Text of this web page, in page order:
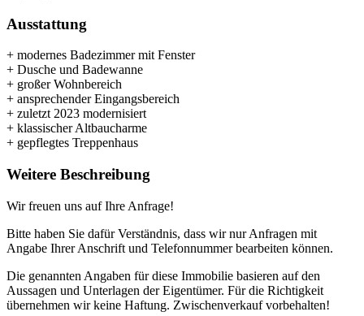
Ausstattung
+ modernes Badezimmer mit Fenster
+ Dusche und Badewanne
+ großer Wohnbereich
+ ansprechender Eingangsbereich
+ zuletzt 2023 modernisiert
+ klassischer Altbaucharme
+ gepflegtes Treppenhaus
Weitere Beschreibung
Wir freuen uns auf Ihre Anfrage!
Bitte haben Sie dafür Verständnis, dass wir nur Anfragen mit
Angabe Ihrer Anschrift und Telefonnummer bearbeiten können.
Die genannten Angaben für diese Immobilie basieren auf den
Aussagen und Unterlagen der Eigentümer. Für die Richtigkeit
übernehmen wir keine Haftung. Zwischenverkauf vorbehalten!